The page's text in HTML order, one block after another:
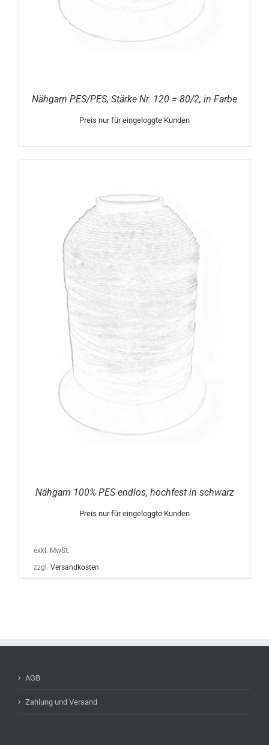
Nähgarn PES/PES, Stärke Nr. 120 = 80/2, in Farbe
Preis nur für eingeloggte Kunden
Nähgarn 100% PES endlos, hochfest in schwarz
Preis nur für eingeloggte Kunden
exkl. MwSt.
zzgl. Versandkosten
AGB
Zahlung und Versand